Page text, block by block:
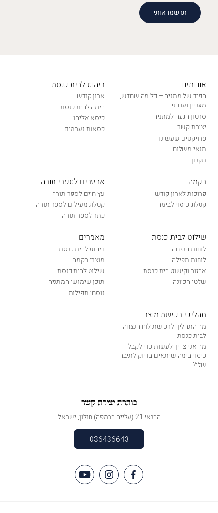
אודותינו
הפיד של מתניה – כל מה שחדש,
מעניין ועדכני
סרטון הגעה למתניה
יצירת קשר
פרויקטים שעשינו
תנאי משלוח
תקנון
ריהוט לבית כנסת
ארון קודש
בימה לבית כנסת
כיסא אליהו
כסאות נערמים
רקמה
פרוכות לארון קודש
קטלוג כיסוי לבימה
אביזרים לספרי תורה
עץ חיים לספר תורה
קטלוג מעילים לספר תורה
כתר לספר תורה
שילוט לבית כנסת
לוחות הנצחה
לוחות תפילה
אבזור וקישוט בית כנסת
שלטי הכוונה
מאמרים
ריהוט לבית כנסת
מוצרי רקמה
שילוט לבית כנסת
תוכן שימושי המתניה
נוסחי תפילות
תהליכי רכישת מוצר
מה התהליך לרכישת לוח הנצחה
לבית כנסת
מה אני צריך לעשות כדי לקבל
כיסוי בימה שיתאים בדיוק לתיבה
שלי?
כותרת יצירת קשר
הבנאי 21 (עלייה ברמפה) חולון, ישראל
036436643